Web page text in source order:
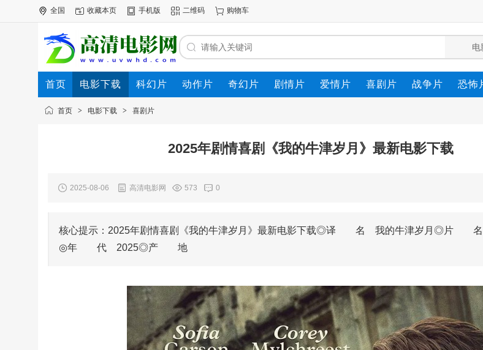
全国 收藏本页 手机版 二维码 购物车
首页 电影下载 科幻片 动作片 奇幻片 剧情片 爱情片 喜剧片 战争片 恐怖
电影专题 下载帮助
首页 > 电影下载 > 喜剧片
2025年剧情喜剧《我的牛津岁月》最新电影下载
2025-08-06 高清电影网 573 0
核心提示：2025年剧情喜剧《我的牛津岁月》最新电影下载◎译 名 我的牛津岁月◎片 名
◎年 代 2025◎产 地